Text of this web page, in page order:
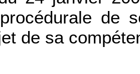
de
de sa